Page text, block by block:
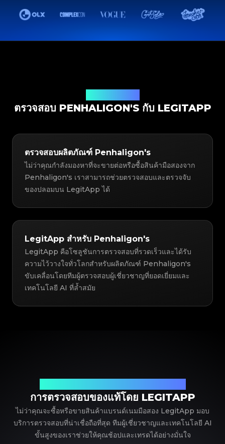
ตรวจสอบ PENHALIGON'S กับ LEGITAPP
ตรวจสอบผลิตภัณฑ์ Penhaligon's
ไม่ว่าคุณกำลังมองหาที่จะขายต่อหรือซื้อสินค้ามือสองจาก
Penhaligon's เราสามารถช่วยตรวจสอบและตรวจจับ
ของปลอมบน LegitApp ได้
LegitApp สำหรับ Penhaligon's
LegitApp คือโซลูชันการตรวจสอบที่รวดเร็วและได้รับ
ความไว้วางใจทั่วโลกสำหรับผลิตภัณฑ์ Penhaligon's
ขับเคลื่อนโดยทีมผู้ตรวจสอบผู้เชี่ยวชาญที่ยอดเยี่ยมและ
เทคโนโลยี AI ที่ล้ำสมัย
การตรวจสอบของแท้โดย LEGITAPP
ไม่ว่าคุณจะซื้อหรือขายสินค้าแบรนด์เนมมือสอง LegitApp มอบ
บริการตรวจสอบที่น่าเชื่อถือที่สุด ทีมผู้เชี่ยวชาญและเทคโนโลยี AI
ขั้นสูงของเราช่วยให้คุณช้อปและเทรดได้อย่างมั่นใจ